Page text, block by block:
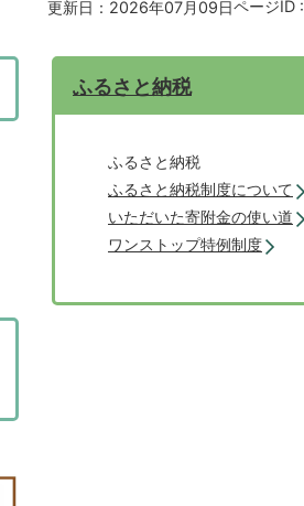
更新日：2026年07月09日ページID :
ふるさと納税
ふるさと納税
ふるさと納税制度について
いただいた寄附金の使い道
ワンストップ特例制度